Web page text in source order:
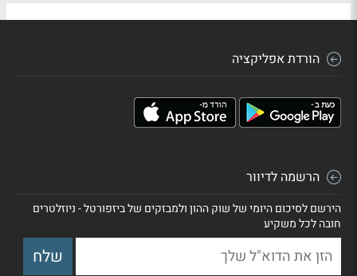
הורדת אפליקציה
הרשמה לדיוור
הירשם לסיכום היומי של שוק ההון ולמבזקים של ביזפורטל - ניוזלטרים
חובה לכל משקיע